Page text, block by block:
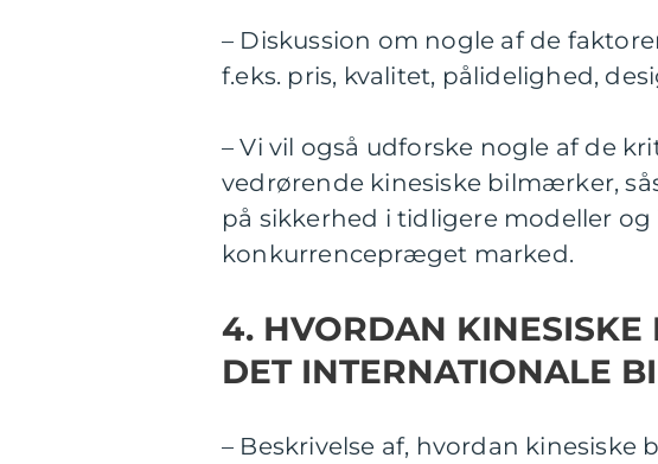
– Diskussion om nogle af de
f.eks. pris, kvalitet, pålidelighed,
– Vi vil også udforske nogle af de
vedrørende kinesiske bilmærker,
på sikkerhed i tidligere modeller
konkurrencepræget marked.
4. HVORDAN
DET INTERNATIONALE
– Beskrivelse af, hvordan